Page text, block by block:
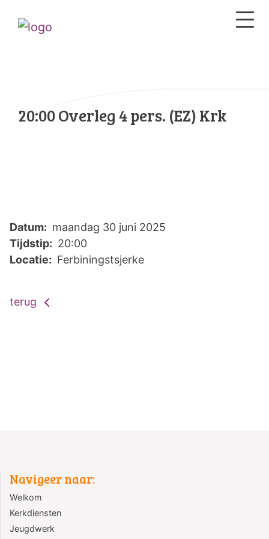
20:00 Overleg 4 pers. (EZ) Krk
Datum: maandag 30 juni 2025
Tijdstip: 20:00
Locatie: Ferbiningstsjerke
terug
Navigeer naar:
Welkom
Kerkdiensten
Jeugdwerk